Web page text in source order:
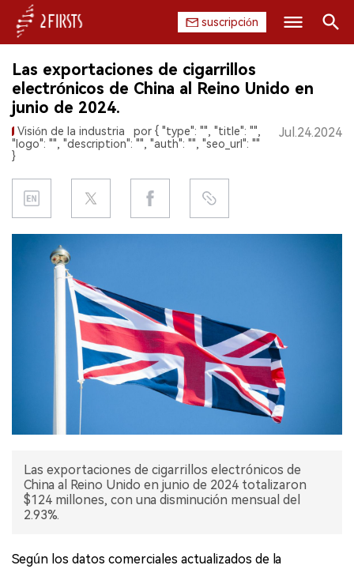
suscripción
INICIO
EMPRESA
REGULACIÓN
CHINA
DATOS
EXPOSICIÓN
ENTREVISTA
Las exportaciones de cigarrillos
electrónicos de China al Reino Unido en
junio de 2024.
Visión de la industria
por { "type": "", "title": "",
"logo": "", "description": "", "auth": "", "seo_url": ""
}
Jul.24.2024
Las exportaciones de cigarrillos electrónicos de
China al Reino Unido en junio de 2024 totalizaron
$124 millones, con una disminución mensual del
2.93%.
Según los datos comerciales actualizados de la